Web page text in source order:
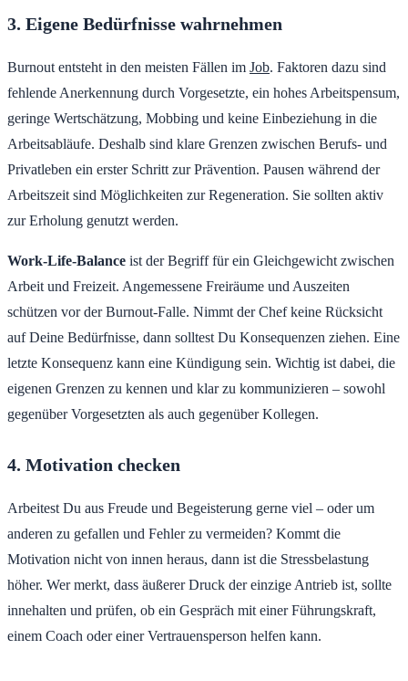
3. Eigene Bedürfnisse wahrnehmen
Burnout entsteht in den meisten Fällen im Job. Faktoren dazu sind
fehlende Anerkennung durch Vorgesetzte, ein hohes Arbeitspensum,
geringe Wertschätzung, Mobbing und keine Einbeziehung in die
Arbeitsabläufe. Deshalb sind klare Grenzen zwischen Berufs- und
Privatleben ein erster Schritt zur Prävention. Pausen während der
Arbeitszeit sind Möglichkeiten zur Regeneration. Sie sollten aktiv
zur Erholung genutzt werden.
Work-Life-Balance ist der Begriff für ein Gleichgewicht zwischen
Arbeit und Freizeit. Angemessene Freiräume und Auszeiten
schützen vor der Burnout-Falle. Nimmt der Chef keine Rücksicht
auf Deine Bedürfnisse, dann solltest Du Konsequenzen ziehen. Eine
letzte Konsequenz kann eine Kündigung sein. Wichtig ist dabei, die
eigenen Grenzen zu kennen und klar zu kommunizieren – sowohl
gegenüber Vorgesetzten als auch gegenüber Kollegen.
4. Motivation checken
Arbeitest Du aus Freude und Begeisterung gerne viel – oder um
anderen zu gefallen und Fehler zu vermeiden? Kommt die
Motivation nicht von innen heraus, dann ist die Stressbelastung
höher. Wer merkt, dass äußerer Druck der einzige Antrieb ist, sollte
innehalten und prüfen, ob ein Gespräch mit einer Führungskraft,
einem Coach oder einer Vertrauensperson helfen kann.